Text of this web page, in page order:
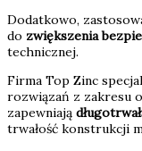
Dodatkowo,
do zwiększenia
technicznej.
Firma Top Zinc
rozwiązań z zakresu
zapewniają
trwałość konstrukcji